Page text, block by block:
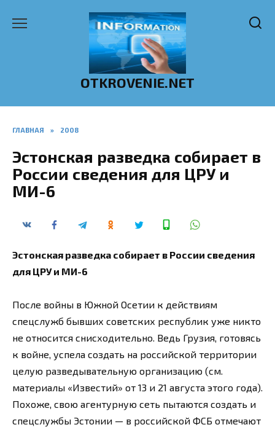
OTKROVENIE.NET
ГЛАВНАЯ » 2008
Эстонская разведка собирает в
России сведения для ЦРУ и
МИ-6
Эстонская разведка собирает в России сведения
для ЦРУ и МИ-6
После войны в Южной Осетии к действиям
спецслужб бывших советских республик уже никто
не относится снисходительно. Ведь Грузия, готовясь
к войне, успела создать на российской территории
целую разведывательную организацию (см.
материалы «Известий» от 13 и 21 августа этого года).
Похоже, свою агентурную сеть пытаются создать и
спецслужбы Эстонии — в российской ФСБ отмечают